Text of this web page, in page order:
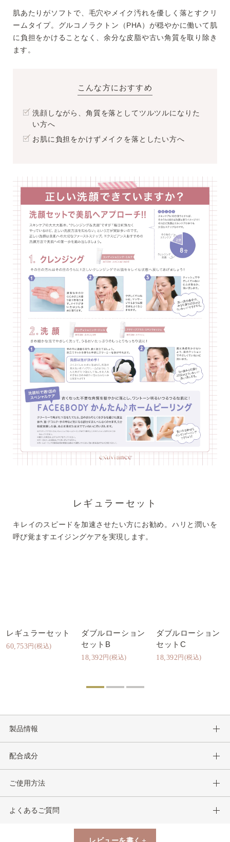
肌あたりがソフトで、毛穴やメイク汚れを優しく落とすクリ
ームタイプ。グルコノラクトン（PHA）が穏やかに働いて肌
に負担をかけることなく、余分な皮脂や古い角質を取り除き
ます。
こんな方におすすめ
洗顔しながら、角質を落としてツルツルになりた
い方へ
お肌に負担をかけずメイクを落としたい方へ
レギュラーセット
キレイのスピードを加速させたい方にお勧め。ハリと潤いを
呼び覚ますエイジングケアを実現します。
レギュラーセット
60,753円(税込)
ダブルローション
セットB
18,392円(税込)
ダブルローション
セットC
18,392円(税込)
製品情報
配合成分
ご使用方法
よくあるご質問
レビューを書く